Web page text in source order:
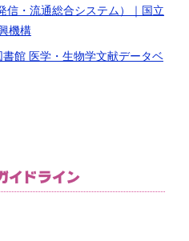
信・流通総合システム）｜国立
機構
館 医学・生物学文献データベ
イドライン